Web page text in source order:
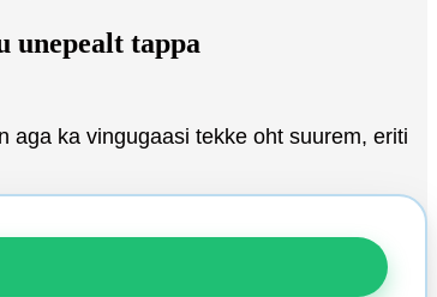
unepealt tappa
aga ka vingugaasi tekke oht suurem, eriti